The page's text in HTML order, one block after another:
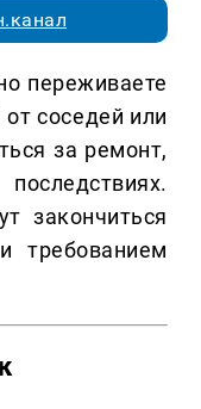
переживаете
соседей или
за ремонт,
закончиться
требованием